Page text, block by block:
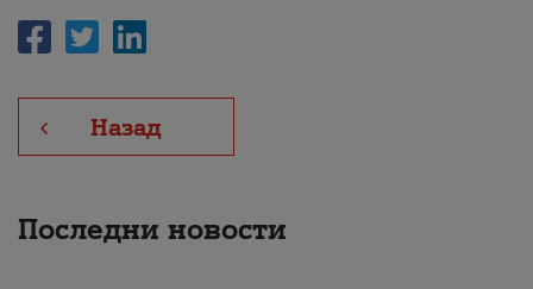
Назад
Последни новости